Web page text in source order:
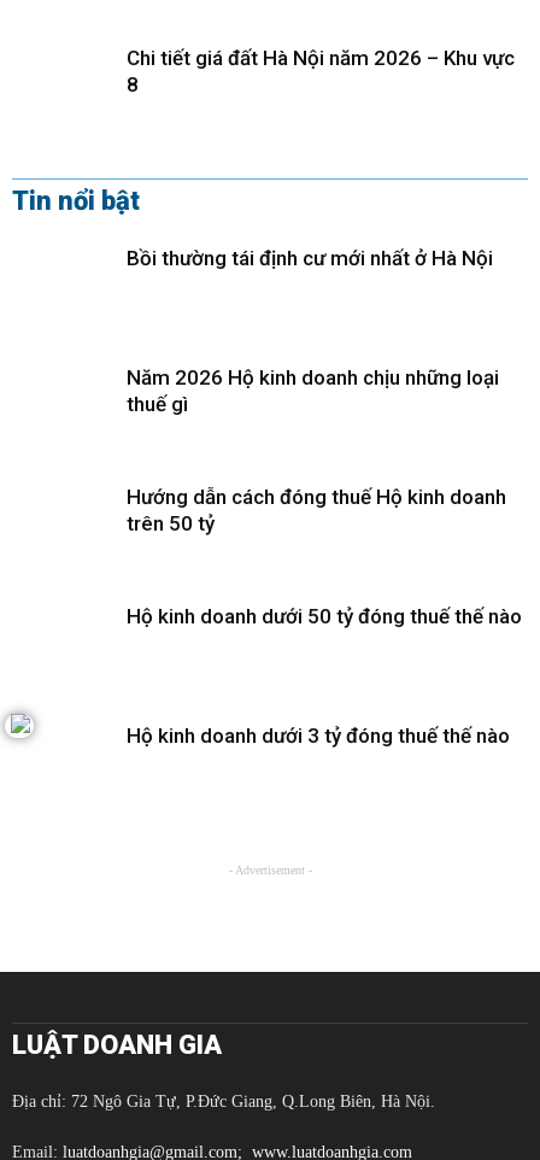
Chi tiết giá đất Hà Nội năm 2026 – Khu vực
8
Tin nổi bật
Bồi thường tái định cư mới nhất ở Hà Nội
Năm 2026 Hộ kinh doanh chịu những loại
thuế gì
Hướng dẫn cách đóng thuế Hộ kinh doanh
trên 50 tỷ
Hộ kinh doanh dưới 50 tỷ đóng thuế thế nào
Hộ kinh doanh dưới 3 tỷ đóng thuế thế nào
- Advertisement -
LUẬT DOANH GIA
Địa chỉ: 72 Ngô Gia Tự, P.Đức Giang, Q.Long Biên, Hà Nội.
Email: luatdoanhgia@gmail.com; www.luatdoanhgia.com